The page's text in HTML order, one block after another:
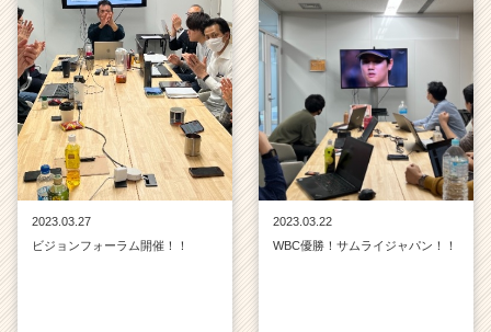
2023.03.27
ビジョンフォーラム開催！！
2023.03.22
WBC優勝！サムライジャパン！！